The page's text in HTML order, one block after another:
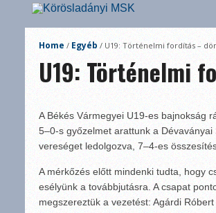
Home / Egyéb / U19: Történelmi fordítás –
U19: Történelmi
A Békés Vármegyei U19-es bajnokság
5–0-s győzelmet arattunk a
vereséget ledolgozva, 7–4-es
A mérkőzés előtt mindenki tudta, hogy
esélyünk a továbbjutásra. A csapat
megszereztük a vezetést: Agárdi